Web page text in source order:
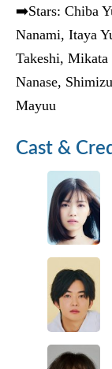
➡️Stars: Chiba
Nanami, Itaya
Takeshi, Mikata
Nanase,
Mayuu
Cast &